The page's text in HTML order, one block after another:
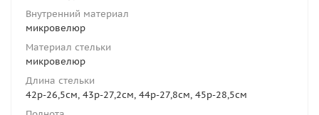
Внутренний материал
микровелюр
Материал стельки
микровелюр
Длина стельки
42р-26,5см, 43р-27,2см, 44р-27,8см, 45р-28,5см